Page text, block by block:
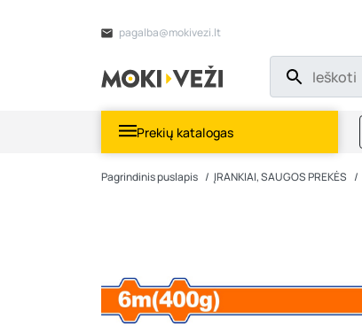
pagalba@mokivezi.lt
Prekių katalogas
Pagrindinis puslapis ĮRANKIAI, SAUGOS PREKĖS